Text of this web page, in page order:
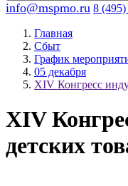
info@mspmo.ru 8
Главная
Сбыт
График
05 декабря
XIV Конгресс
XIV
детских